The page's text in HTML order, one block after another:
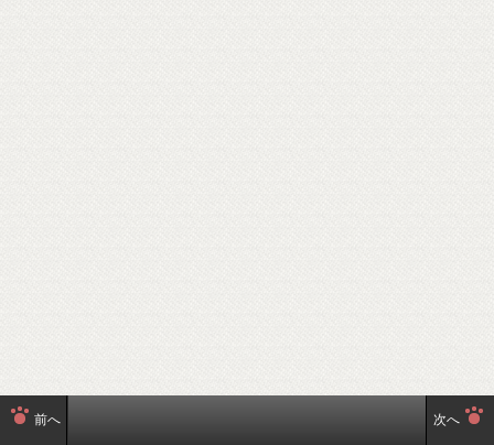
前へ 次へ